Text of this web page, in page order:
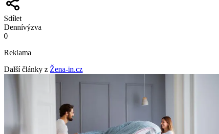
Sdílet
Dennívýzva
0
Reklama
Další články z Žena-in.cz